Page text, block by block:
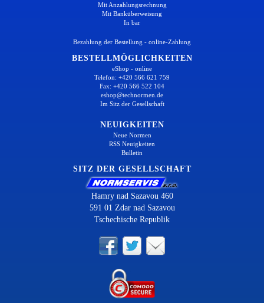
Mit Anzahlungsrechnung
Mit Banküberweisung
In bar
Bezahlung der Bestellung - online-Zahlung
BESTELLMÖGLICHKEITEN
eShop - online
Telefon: +420 566 621 759
Fax: +420 566 522 104
eshop@technormen.de
Im Sitz der Gesellschaft
NEUIGKEITEN
Neue Normen
RSS Neuigkeiten
Bulletin
SITZ DER GESELLSCHAFT
Hamry nad Sazavou 460
591 01 Zdar nad Sazavou
Tschechische Republik